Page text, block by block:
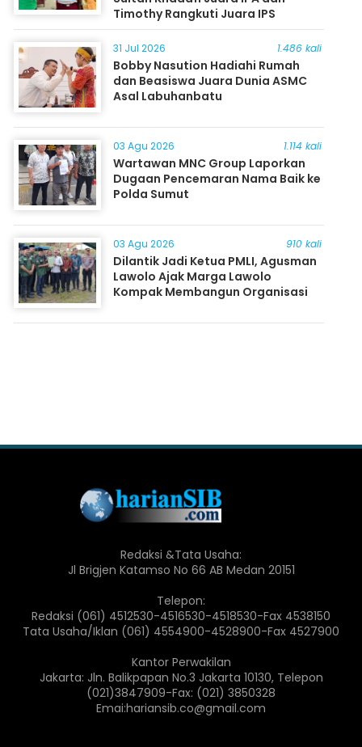
Timothy Rangkuti Juara IPS
31 Jul 2026 1.486 kali
Bobby Nasution Hadiahi Rumah
dan Beasiswa Juara Dunia ASMC
Asal Labuhanbatu
03 Agu 2026 1.114 kali
Wartawan MNC Group Laporkan
Dugaan Pencemaran Nama Baik ke
Polda Sumut
03 Agu 2026 910 kali
Dilantik Jadi Ketua PMLI, Agusman
Lawolo Ajak Marga Lawolo
Kompak Membangun Organisasi
Redaksi &Tata Usaha:
Jl Brigjen Katamso No 66 AB Medan 20151
Telepon:
Redaksi (061) 4512530-4516530-4518530-Fax 4538150
Tata Usaha/Iklan (061) 4554900-4528900-Fax 4527900
Kantor Perwakilan
Jakarta: Jln. Balikpapan No.3 Jakarta 10130, Telepon
(021)3847909-Fax: (021) 3850328
Emai:hariansib.co@gmail.com